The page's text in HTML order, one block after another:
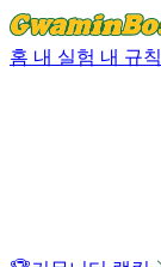
홈 내 실험 내 규칙